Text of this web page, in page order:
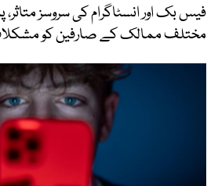
فیس بک اور انسٹاگرام کی سروسز
مختلف ممالک کے صارفین کو